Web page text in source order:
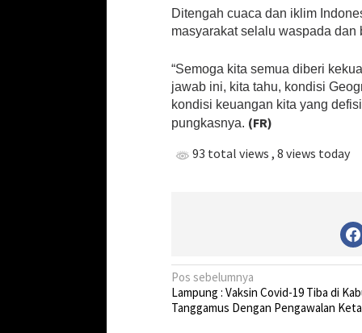
Ditengah cuaca dan iklim
masyarakat selalu waspada
“Semoga kita semua diberi
jawab ini, kita tahu, kondisi
kondisi keuangan kita yang
pungkasnya. (FR)
93 total views , 8 views today
N
a
Pos sebelumnya
Lampung : Vaksin Covid-19 Tiba di
Tanggamus Dengan Pengawalan